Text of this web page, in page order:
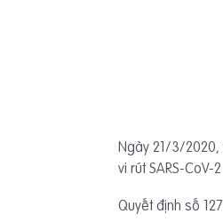
Ngày 21/3/2020,
vi rút SARS-CoV-
Quyết định số